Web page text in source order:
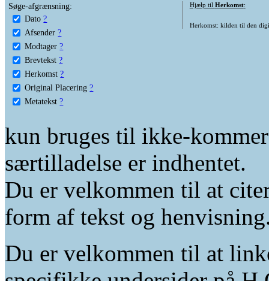
Søge-afgrænsning:
Dato ?
Afsender ?
Modtager ?
Brevtekst ?
Herkomst ?
Original Placering ?
Metatekst ?
Hjælp til Herkomst:
Herkomst: kilden til den
kun bruges til ikke-
særtilladelse er indhentet.
Du er velkommen til at
form af tekst og
Du er velkommen til at